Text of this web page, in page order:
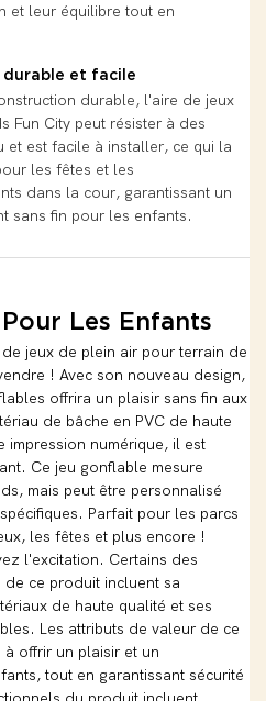
et leur équilibre tout en
et facile
durable, l'aire de jeux
Fun City peut résister à des
et est facile à installer, ce qui la
les fêtes et les
dans la cour, garantissant un
sans fin pour les enfants.
Les Enfants
jeux de plein air pour terrain de
! Avec son nouveau design,
offrira un plaisir sans fin aux
de bâche en PVC de haute
numérique, il est
Ce jeu gonflable mesure
mais peut être personnalisé
Parfait pour les parcs
les fêtes et plus encore !
l'excitation. Certains des
de ce produit incluent sa
de haute qualité et ses
Les attributs de valeur de ce
offrir un plaisir et un
tout en garantissant sécurité